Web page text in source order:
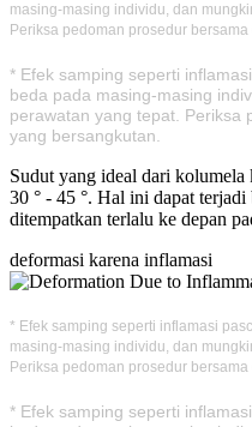
masing-masing individu, dan
Periksa pedoman prosedur
* Efek samping seperti
beda pada masing-masing
perawatan yang tepat. Periksa
yang bersangkutan.
Sudut yang ideal dari
30 ° - 45 °. Hal ini dapat
ditempatkan terlalu ke depan
deformasi karena inflamasi
* Efek samping seperti inflamasi
masing-masing individu, dan
Periksa pedoman prosedur
* Efek samping seperti